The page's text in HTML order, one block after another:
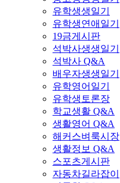
유학생생일기
유학생연애일기
19금게시판
석박사생생일기
석박사 Q&A
배우자생생일기
유학영어일기
유학생토론장
학교생활 Q&A
생활영어 Q&A
해커스벼룩시장
생활정보 Q&A
스포츠게시판
자동차길라잡이